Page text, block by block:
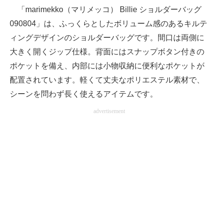
「marimekko（マリメッコ） Billie ショルダーバッグ
090804」は、ふっくらとしたボリューム感のあるキルテ
ィングデザインのショルダーバッグです。間口は両側に
大きく開くジップ仕様。背面にはスナップボタン付きの
ポケットを備え、内部には小物収納に便利なポケットが
配置されています。軽くて丈夫なポリエステル素材で、
シーンを問わず長く使えるアイテムです。
advertisement